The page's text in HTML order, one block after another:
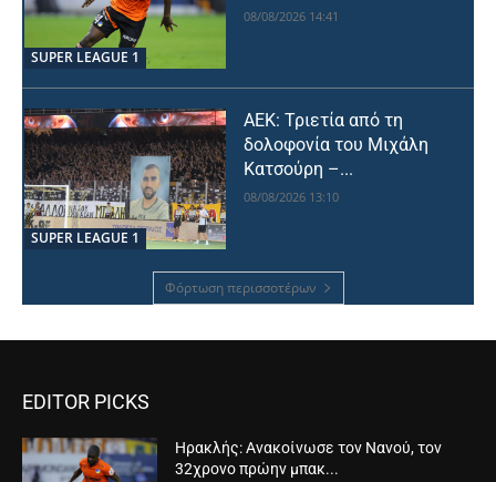
SUPER LEAGUE 1
08/08/2026 14:41
SUPER LEAGUE 1
ΑΕΚ: Τριετία από τη
δολοφονία του Μιχάλη
Κατσούρη –...
08/08/2026 13:10
Φόρτωση περισσοτέρων
EDITOR PICKS
Ηρακλής: Ανακοίνωσε τον Νανού, τον
32χρονο πρώην μπακ...